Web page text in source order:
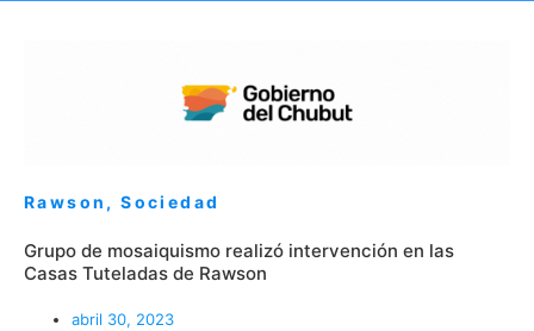
Rawson ,Sociedad
Grupo de mosaiquismo realizó intervención en las
Casas Tuteladas de Rawson
abril 30, 2023